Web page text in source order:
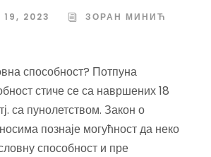
19, 2023
ЗОРАН МИНИЋ
способност? Потпуна
стиче се са навршених 18
са пунолетством. Закон о
познаје могућност да неко
способност и пре